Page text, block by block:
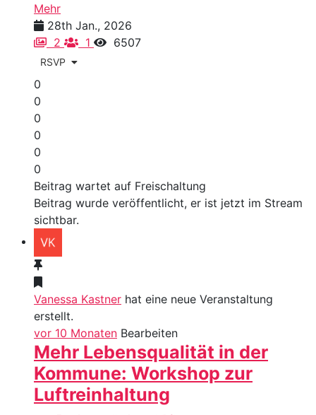
Mehr
28th Jan., 2026
2
1 6507
RSVP
0
0
0
0
0
0
Beitrag wartet auf Freischaltung
Beitrag wurde veröffentlicht, er ist jetzt im Stream
sichtbar.
Vanessa Kastner hat eine neue Veranstaltung
erstellt.
vor 10 Monaten Bearbeiten
Mehr Lebensqualität in der
Kommune: Workshop zur
Luftreinhaltung